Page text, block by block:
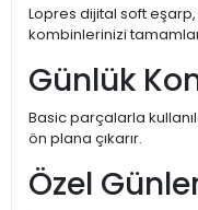
Lopres dijital soft
kombinlerinizi
Günlük
Basic parçalarla
ön plana çıkarır.
Özel